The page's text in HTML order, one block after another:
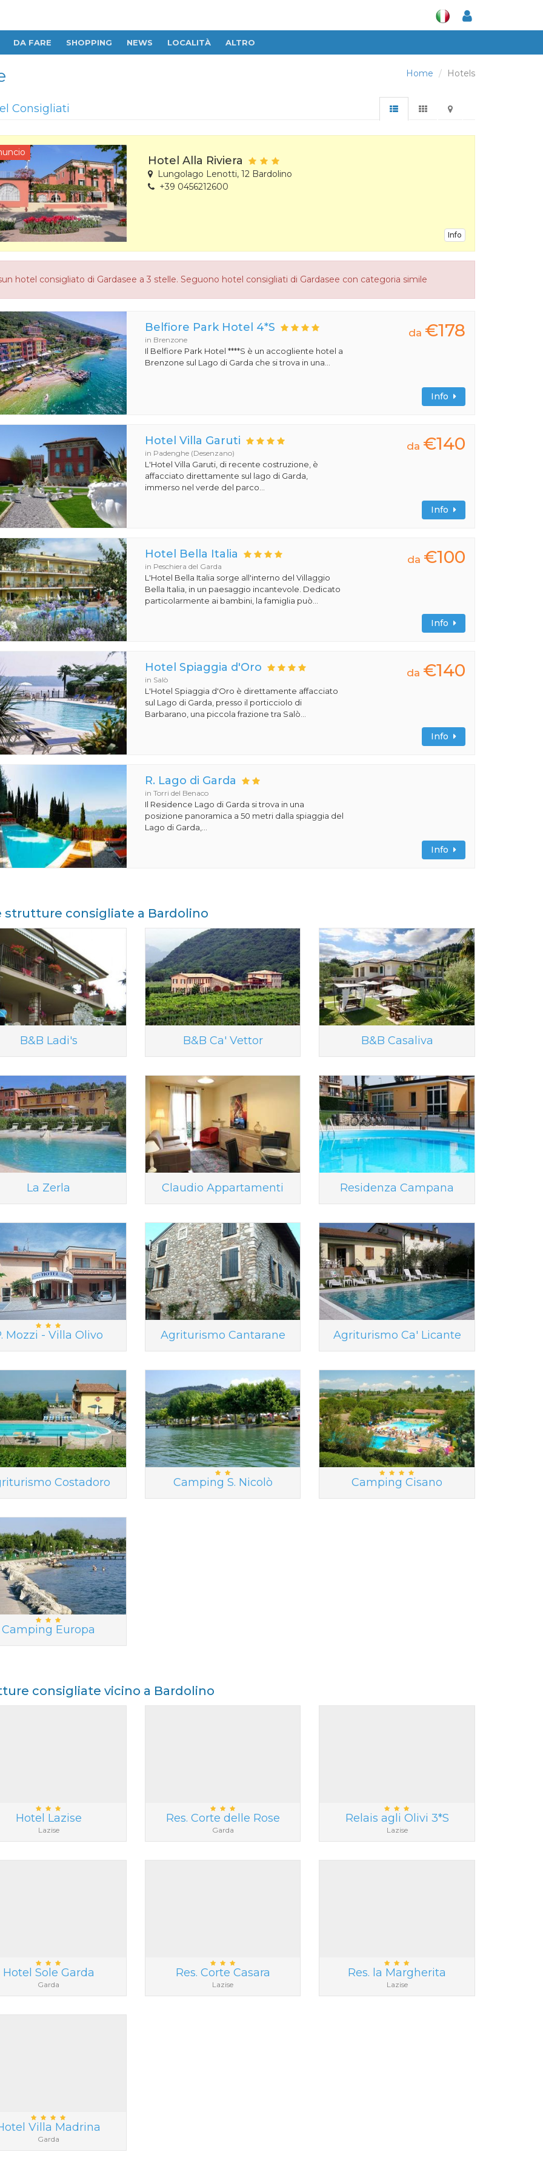
DA FARE SHOPPING NEWS LOCALITÀ ALTRO
Home Hotels
Consigliati
Hotel Alla Riviera
Lungolago Lenotti, 12 Bardolino
+39 0456212600
Info
hotel consigliato di Gardasee a 3 stelle. Seguono hotel consigliati di Gardasee con categoria simile
Belfiore Park Hotel 4*S
in Brenzone
Il Belfiore Park Hotel ****S è un accogliente hotel a
Brenzone sul Lago di Garda che si trova in una...
da €178
Info
Hotel Villa Garuti
in Padenghe (Desenzano)
L'Hotel Villa Garuti, di recente costruzione, è
affacciato direttamente sul lago di Garda,
immerso nel verde del parco...
da €140
Info
Hotel Bella Italia
in Peschiera del Garda
L'Hotel Bella Italia sorge all'interno del Villaggio
Bella Italia, in un paesaggio incantevole. Dedicato
particolarmente ai bambini, la famiglia può...
da €100
Info
Hotel Spiaggia d'Oro
in Salò
L'Hotel Spiaggia d'Oro è direttamente affacciato
sul Lago di Garda, presso il porticciolo di
Barbarano, una piccola frazione tra Salò...
da €140
Info
R. Lago di Garda
in Torri del Benaco
Il Residence Lago di Garda si trova in una
posizione panoramica a 50 metri dalla spiaggia del
Lago di Garda,...
Info
strutture consigliate a Bardolino
B&B Ladi's B&B Ca' Vettor B&B Casaliva
La Zerla Claudio Appartamenti Residenza Campana
Mozzi - Villa Olivo Agriturismo Cantarane Agriturismo Ca' Licante
Costadoro Camping S. Nicolò Camping Cisano
Camping Europa
consigliate vicino a Bardolino
Hotel Lazise
Lazise
Res. Corte delle Rose
Garda
Relais agli Olivi 3*S
Lazise
Hotel Sole Garda
Garda
Res. Corte Casara
Lazise
Res. la Margherita
Lazise
Villa Madrina
Garda